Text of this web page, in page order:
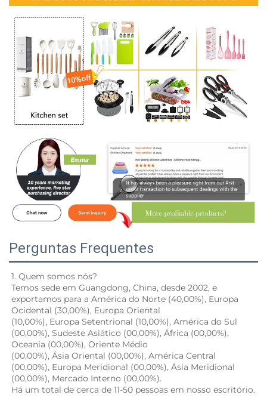
Perguntas Frequentes
1. Quem somos nós?
Temos sede em Guangdong, China, desde 2002, e
exportamos para a América do Norte (40,00%), Europa
Ocidental (30,00%), Europa Oriental
(10,00%), Europa Setentrional (10,00%), América do Sul
(00,00%), Sudeste Asiático (00,00%), África (00,00%),
Oceania (00,00%), Oriente Médio
(00,00%), Ásia Oriental (00,00%), América Central
(00,00%), Europa Meridional (00,00%), Ásia Meridional
(00,00%), Mercado Interno (00,00%).